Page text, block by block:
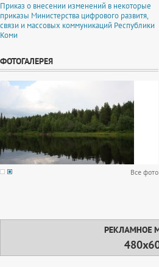
Приказ о внесении изменений в некоторые
приказы Министерства цифрового развитя,
связи и массовых коммуникаций Республики
Коми
ФОТОГАЛЕРЕЯ
Все фото